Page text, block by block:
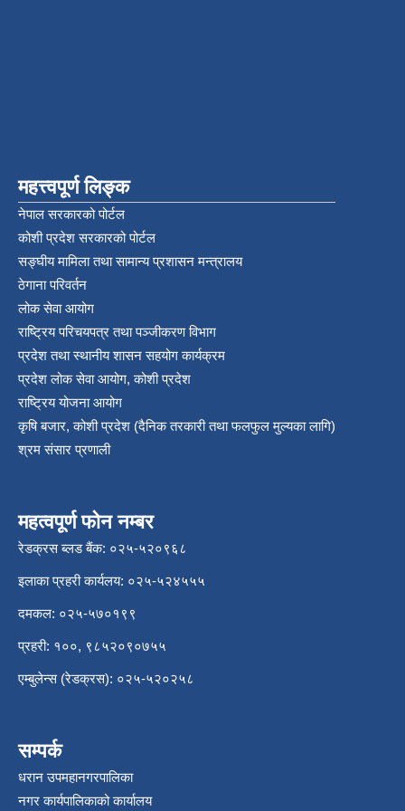
महत्त्वपूर्ण लिङ्क
नेपाल सरकारको पोर्टल
कोशी प्रदेश सरकारको पोर्टल
सङ्‍घीय मामिला तथा सामान्य प्रशासन मन्त्रालय
ठेगाना परिवर्तन
लोक सेवा आयोग
राष्ट्रिय परिचयपत्र तथा पञ्‍जीकरण विभाग
प्रदेश तथा स्थानीय शासन सहयोग कार्यक्रम
प्रदेश लोक सेवा आयोग, कोशी प्रदेश
राष्ट्रिय योजना आयोग
कृषि बजार, कोशी प्रदेश (दैनिक तरकारी तथा फलफुल मुल्यका लागि)
श्रम संसार प्रणाली
महत्वपूर्ण फोन नम्बर
रेडक्रस ब्लड बैंक: ०२५-५२०९६८
इलाका प्रहरी कार्यलय: ०२५-५२४५५५
दमकल: ०२५-५७०१९९
प्रहरी: १००, ९८५२०९०७५५
एम्बुलेन्स (रेडक्रस): ०२५-५२०२५८
सम्पर्क
धरान उपमहानगरपालिका
नगर कार्यपालिकाको कार्यालय